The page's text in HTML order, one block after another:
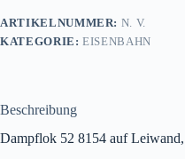
Ölgemälde,
Digital
ARTIKELNUMMER: N. V.
KATEGORIE:EISENBAHN
Beschreibung
Dampflok 52 8154 auf